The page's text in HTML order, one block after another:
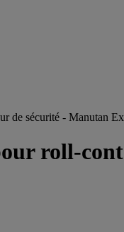
de sécurité - Manutan
roll-